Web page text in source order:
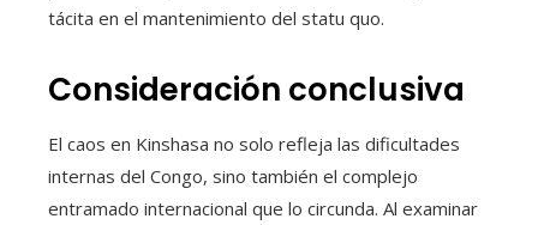
tácita en el mantenimiento del statu quo.
Consideración conclusiva
El caos en Kinshasa no solo refleja las dificultades
internas del Congo, sino también el complejo
entramado internacional que lo circunda. Al examinar